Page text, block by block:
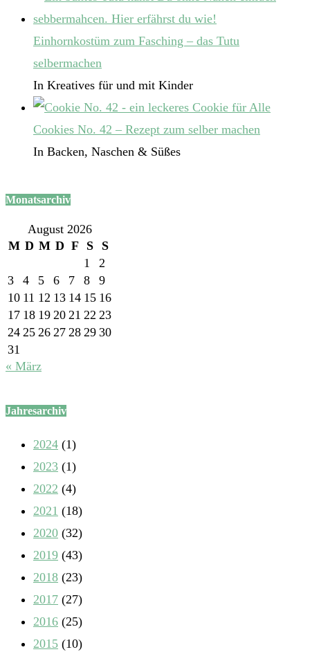
Einhornkostüm zum Fasching – das Tutu
selbermachen
In Kreatives für und mit Kinder
Cookies No. 42 – Rezept zum selber machen
In Backen, Naschen & Süßes
Monatsarchiv
August 2026
M D M D F S
S
1
2
3
4 5 6 7 8
9
10 11 12 13 14 15 16
17 18 19 20 21 22 23
24 25 26 27 28 29 30
31
« März
Jahresarchiv
2024 (1)
2023 (1)
2022 (4)
2021 (18)
2020 (32)
2019 (43)
2018 (23)
2017 (27)
2016 (25)
2015 (10)